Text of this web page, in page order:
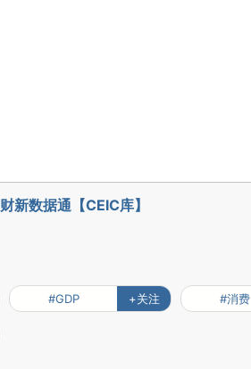
财新数据通【CEIC库】
#GDP +关注 #消费